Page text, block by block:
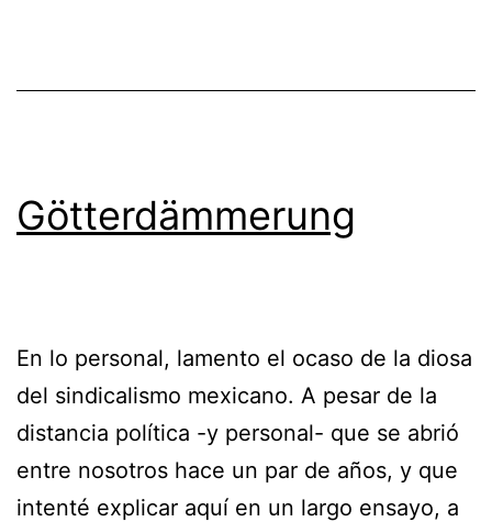
Götterdämmerung
En lo personal, lamento el ocaso de la diosa
del sindicalismo mexicano. A pesar de la
distancia política -y personal- que se abrió
entre nosotros hace un par de años, y que
intenté explicar aquí en un largo ensayo, a